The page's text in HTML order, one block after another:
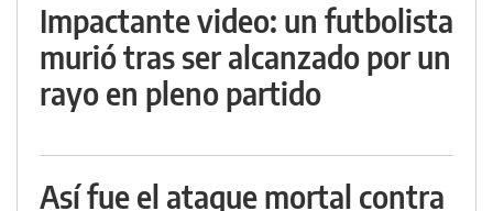
Impactante video: un futbolista
murió tras ser alcanzado por un
rayo en pleno partido
Así fue el ataque mortal contra